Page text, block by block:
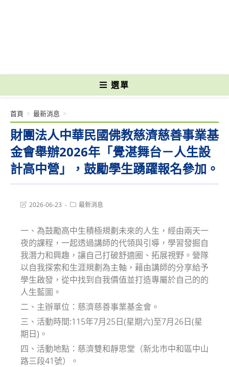
選單
財團法人中華民國佛教慈濟慈善事業基
金會舉辦2026年「覺湛舞台－人生設
計高中營」，鼓勵學生踴躍報名參加。
首頁 > 最新消息 >
Post2026-06-23
Post最新消息
一、為鼓勵高中生積極規劃未來的人生，經由兩天一
夜的課程，一起透過講師的代領與引導，學習發掘自
我潛力和興趣，讓自己打破舒適圈、拓展視野。營隊
以自我探索和生涯規劃為主軸，藉由講師的分享給予
學生啟發，從中找到自我價值並打造專屬於自己的的
人生藍圖。
二、主辦單位：慈濟慈善事業基金會。
三、活動時間:115年7月25日(星期六)至7月26日(星
期日)。
四、活動地點：慈濟雙和靜思堂（新北市中和區中山
路三段41號）。